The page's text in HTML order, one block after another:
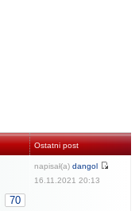
Ostatni post
70
napisał(a) dangol
16.11.2021 20:13